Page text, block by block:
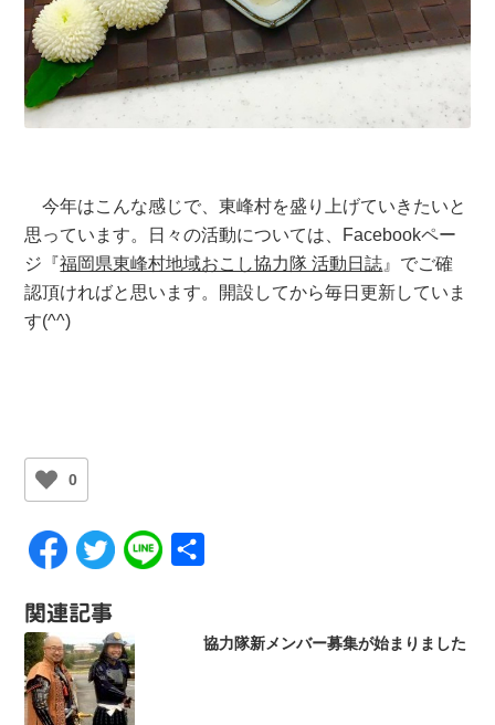
今年はこんな感じで、東峰村を盛り上げていきたいと
思っています。日々の活動については、Facebookペー
ジ『福岡県東峰村地域おこし協力隊 活動日誌 』でご確
認頂ければと思います。開設してから毎日更新していま
す(^^)
0
関連記事
協力隊新メンバー募集が始まりました